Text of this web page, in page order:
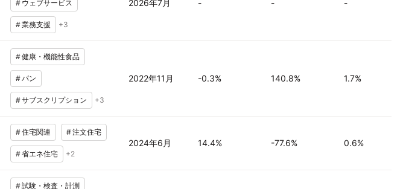
# ウェブサービス
#業務支援 +3
2026年7月 - - -
#健康・機能性食品
#パン
#サブスクリプション +3
2022年11月 -0.3% 140.8% 1.7%
#住宅関連 #注文住宅
#省エネ住宅 +2
2024年6月 14.4% -77.6% 0.6%
#試験・検査・計測